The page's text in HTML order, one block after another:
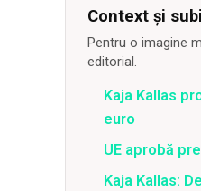
Context și
Pentru o imagine
editorial.
Kaja Kallas
euro
UE aprobă
Kaja Kallas: